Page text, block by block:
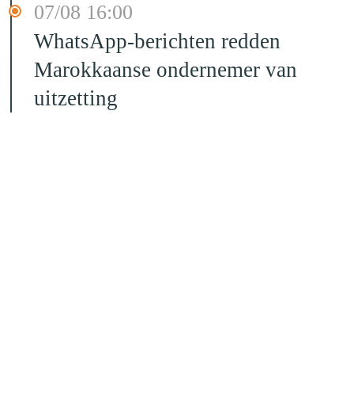
07/08 16:00
WhatsApp-berichten redden
Marokkaanse ondernemer van
uitzetting